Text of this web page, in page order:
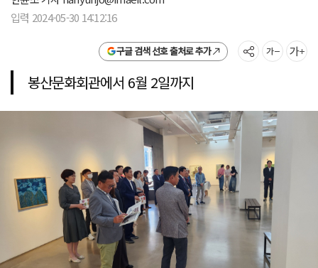
입력 2024-05-30 14:12:16
구글 검색 선호 출처로 추가
봉산문화회관에서 6월 2일까지